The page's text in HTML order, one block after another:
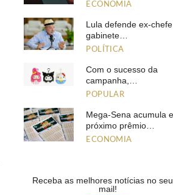
ECONOMIA
Lula defende ex-
gabinete…
POLÍTICA
Com o sucesso da
campanha,…
POPULAR
Mega-Sena acumula e
próximo prêmio…
ECONOMIA
Receba as melhores notícias no
mail!